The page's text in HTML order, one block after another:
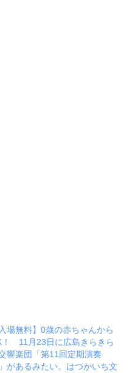
入場無料】0歳の赤ちゃんから
！ 11月23日に広島きらきら
響楽団「第11回定期演奏
があるみたい。はつかいち文